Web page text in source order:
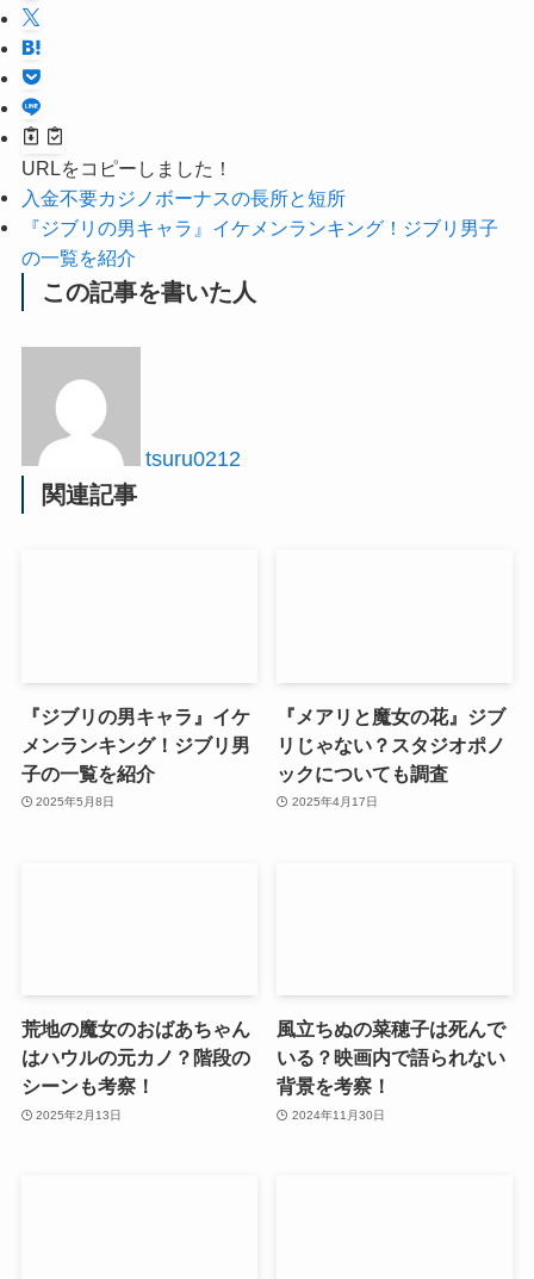
URLをコピーしました！
入金不要カジノボーナスの長所と短所
『ジブリの男キャラ』イケメンランキング！ジブリ男子
の一覧を紹介
この記事を書いた人
tsuru0212
関連記事
『ジブリの男キャラ』イケ
メンランキング！ジブリ男
子の一覧を紹介
2025年5月8日
『メアリと魔女の花』ジブ
リじゃない？スタジオポノ
ックについても調査
2025年4月17日
荒地の魔女のおばあちゃん
はハウルの元カノ？階段の
シーンも考察！
2025年2月13日
風立ちぬの菜穂子は死んで
いる？映画内で語られない
背景を考察！
2024年11月30日